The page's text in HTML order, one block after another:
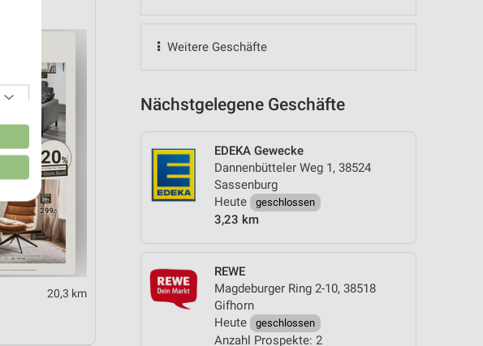
Weitere Geschäfte
Nächstgelegene Geschäfte
EDEKA Gewecke
Dannenbütteler Weg 1, 38524
Sassenburg
Heute
geschlossen
3,23 km
REWE
Magdeburger Ring 2-10, 38518
Gifhorn
Heute
geschlossen
Anzahl Prospekte: 2
20,3 km